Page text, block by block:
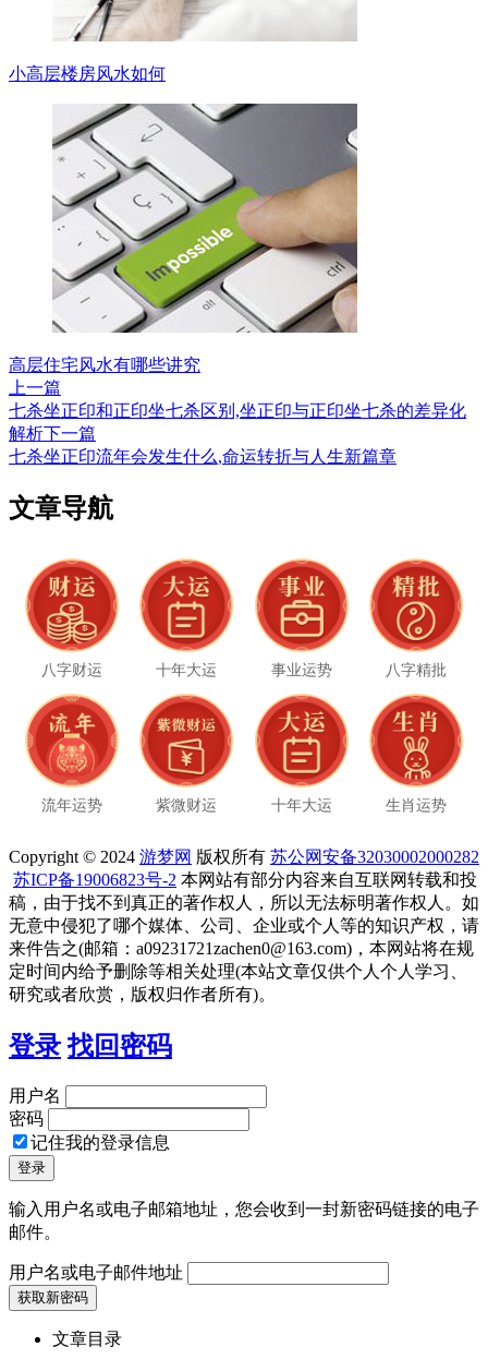
小高层楼房风水如何
高层住宅风水有哪些讲究
上一篇
七杀坐正印和正印坐七杀区别,坐正印与正印坐七杀的差异化
解析下一篇
七杀坐正印流年会发生什么,命运转折与人生新篇章
文章导航
八字财运 十年大运 事业运势 八字精批
流年运势 紫微财运 十年大运 生肖运势
Copyright © 2024 游梦网 版权所有 苏公网安备32030002000282
苏ICP备19006823号-2 本网站有部分内容来自互联网转载和投
稿，由于找不到真正的著作权人，所以无法标明著作权人。如
无意中侵犯了哪个媒体、公司、企业或个人等的知识产权，请
来件告之(邮箱：a09231721zachen0@163.com)，本网站将在规
定时间内给予删除等相关处理(本站文章仅供个人个人学习、
研究或者欣赏，版权归作者所有)。
登录 找回密码
用户名
密码
记住我的登录信息
输入用户名或电子邮箱地址，您会收到一封新密码链接的电子
邮件。
用户名或电子邮件地址
文章目录